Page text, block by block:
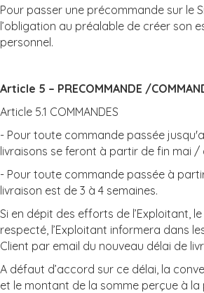
Pour passer une précommande sur le
l’obligation au préalable de créer son
personnel.
Article 5 – PRECOMMANDE /
Article 5.1 COMMANDES
- Pour toute commande passée
livraisons se feront à partir de fin mai /
- Pour toute commande passée à
livraison est de 3 à 4 semaines.
Si en dépit des efforts de l’Exploitant,
respecté, l’Exploitant informera dans
Client par email du nouveau délai de
A défaut d’accord sur ce délai, la
et le montant de la somme perçue à